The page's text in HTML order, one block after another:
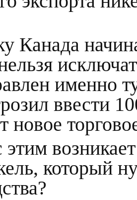
Канада
именно
ввести
новое
этим
который